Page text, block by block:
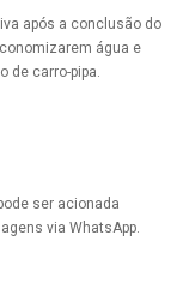
após a conclusão do
água e
de carro-pipa.
ser acionada
via WhatsApp.